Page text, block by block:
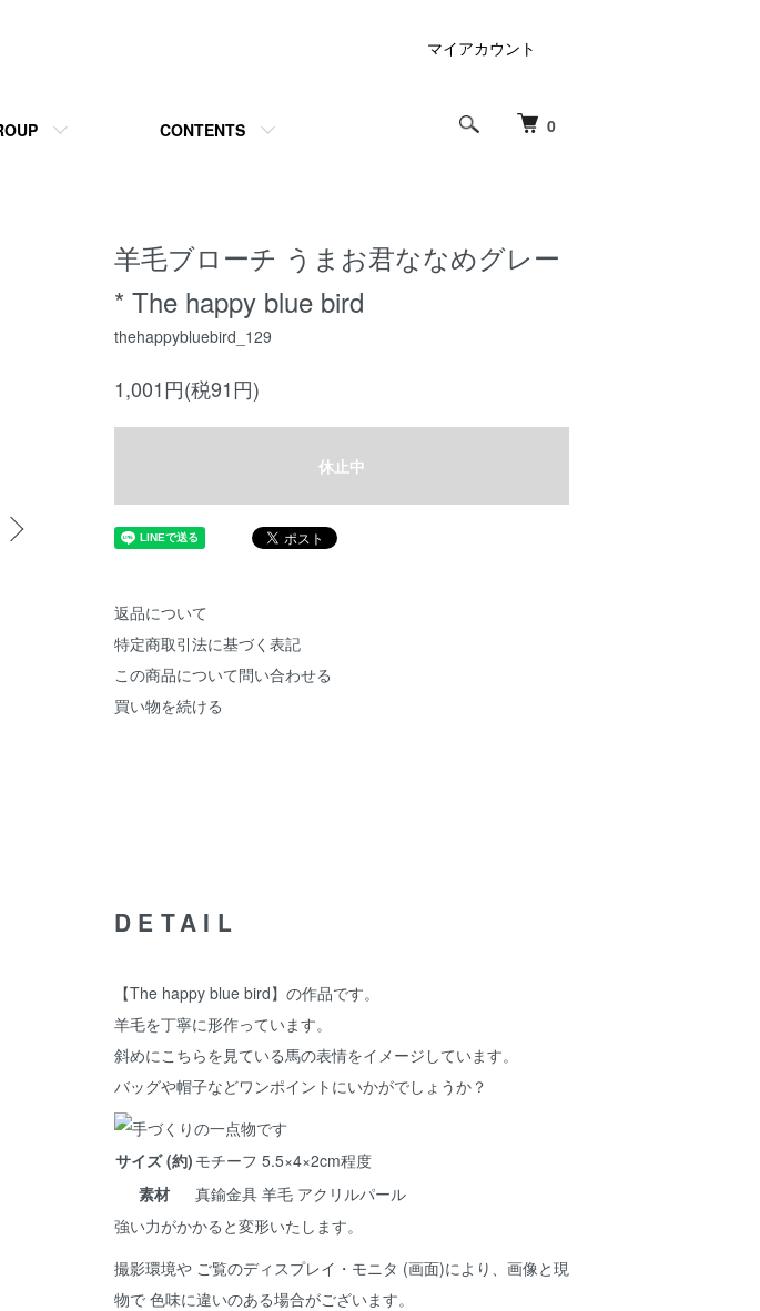
0
CONTENTS
マイアカウント
羊毛ブローチ うまお君ななめグレー
* The happy blue bird
thehappybluebird_129
1,001円(税91円)
休止中
返品について
特定商取引法に基づく表記
この商品について問い合わせる
買い物を続ける
DETAIL
【The happy blue bird】の作品です。
羊毛を丁寧に形作っています。
斜めにこちらを見ている馬の表情をイメージしています。
バッグや帽子などワンポイントにいかがでしょうか？
サイズ (約) モチーフ 5.5×4×2cm程度
素材
真鍮金具 羊毛 アクリルパール
強い力がかかると変形いたします。
撮影環境や ご覧のディスプレイ・モニタ (画面)により、画像と現
物で 色味に違いのある場合がございます。